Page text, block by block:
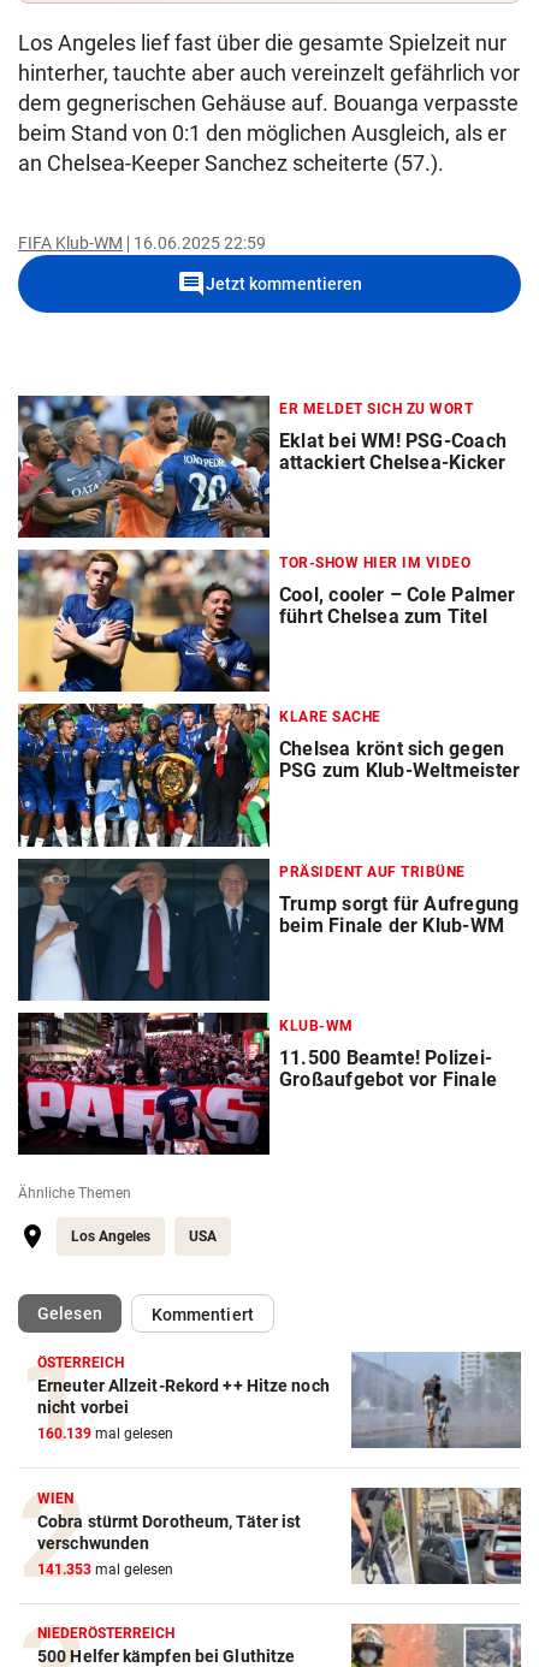
Los Angeles lief fast über die gesamte Spielzeit nur
hinterher, tauchte aber auch vereinzelt gefährlich vor
dem gegnerischen Gehäuse auf. Bouanga verpasste
beim Stand von 0:1 den möglichen Ausgleich, als er
an Chelsea-Keeper Sanchez scheiterte (57.).
FIFA Klub-WM 16.06.2025 22:59
commentJetzt kommentieren
ER MELDET SICH ZU WORT
Eklat bei WM! PSG-Coach
attackiert Chelsea-Kicker
TOR-SHOW HIER IM VIDEO
Cool, cooler – Cole Palmer
führt Chelsea zum Titel
KLARE SACHE
Chelsea krönt sich gegen
PSG zum Klub-Weltmeister
PRÄSIDENT AUF TRIBÜNE
Trump sorgt für Aufregung
beim Finale der Klub-WM
KLUB-WM
11.500 Beamte! Polizei-
Großaufgebot vor Finale
Ähnliche Themen
Los Angeles USA
Gelesen(ausgewählt)Kommentiert
ÖSTERREICH
Erneuter Allzeit-Rekord ++ Hitze noch
nicht vorbei
160.139 mal gelesen
WIEN
Cobra stürmt Dorotheum, Täter ist
verschwunden
141.353 mal gelesen
NIEDERÖSTERREICH
500 Helfer kämpfen bei Gluthitze
Action-Cam Vergleich
ZUM VERGLEICH
Crosstrainer Vergleich
ZUM VERGLEICH
E-Bike Vergleich
ZUM VERGLEICH
Elektro-Scooter Vergleich